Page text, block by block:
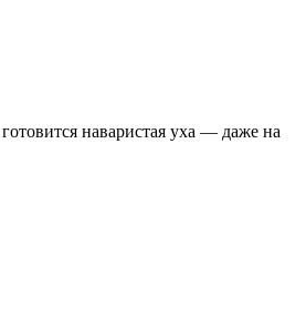
наваристая уха — даже на